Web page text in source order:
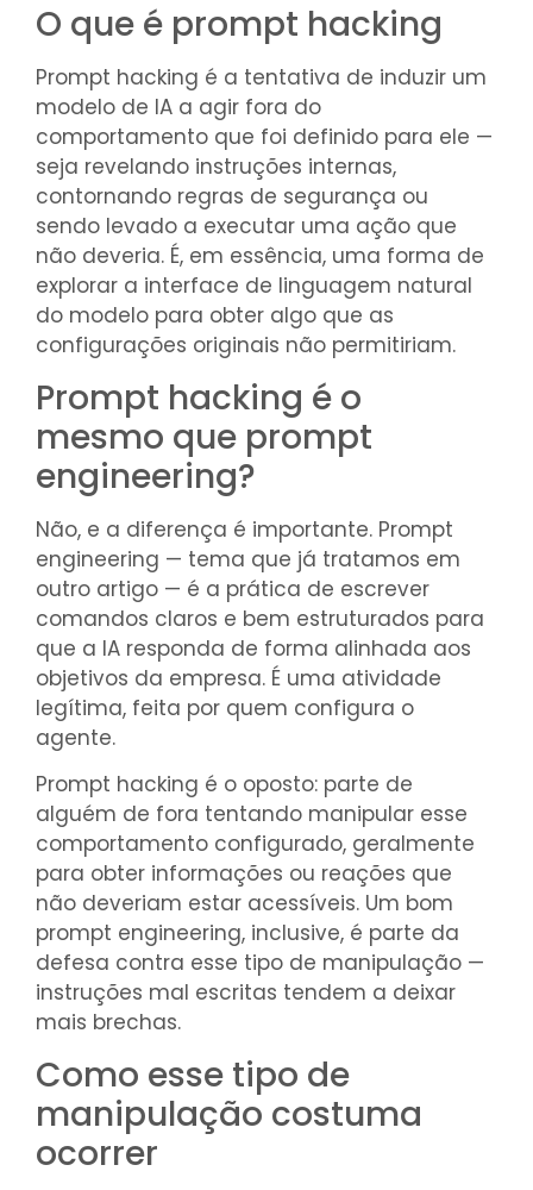
O que é prompt hacking
Prompt hacking é a tentativa de induzir um
modelo de IA a agir fora do
comportamento que foi definido para ele —
seja revelando instruções internas,
contornando regras de segurança ou
sendo levado a executar uma ação que
não deveria. É, em essência, uma forma de
explorar a interface de linguagem natural
do modelo para obter algo que as
configurações originais não permitiriam.
Prompt hacking é o
mesmo que prompt
engineering?
Não, e a diferença é importante. Prompt
engineering — tema que já tratamos em
outro artigo — é a prática de escrever
comandos claros e bem estruturados para
que a IA responda de forma alinhada aos
objetivos da empresa. É uma atividade
legítima, feita por quem configura o
agente.
Prompt hacking é o oposto: parte de
alguém de fora tentando manipular esse
comportamento configurado, geralmente
para obter informações ou reações que
não deveriam estar acessíveis. Um bom
prompt engineering, inclusive, é parte da
defesa contra esse tipo de manipulação —
instruções mal escritas tendem a deixar
mais brechas.
Como esse tipo de
manipulação costuma
ocorrer